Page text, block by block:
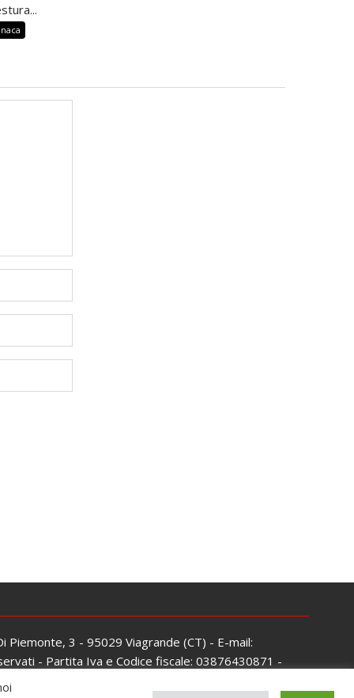
Piemonte, 3 - 95029 Viagrande (CT) - E-mail:
- Partita Iva e Codice fiscale: 03876430871 -